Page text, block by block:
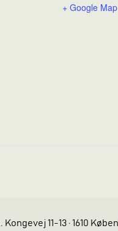
+ Google Map
Kongevej 11-13 · 1610